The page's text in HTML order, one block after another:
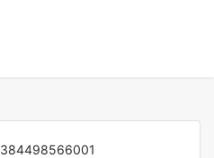
384498566001